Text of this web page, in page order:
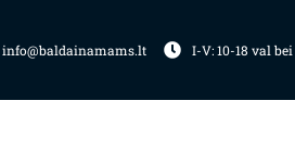
info@baldainamams.lt I-V: 10-18 val